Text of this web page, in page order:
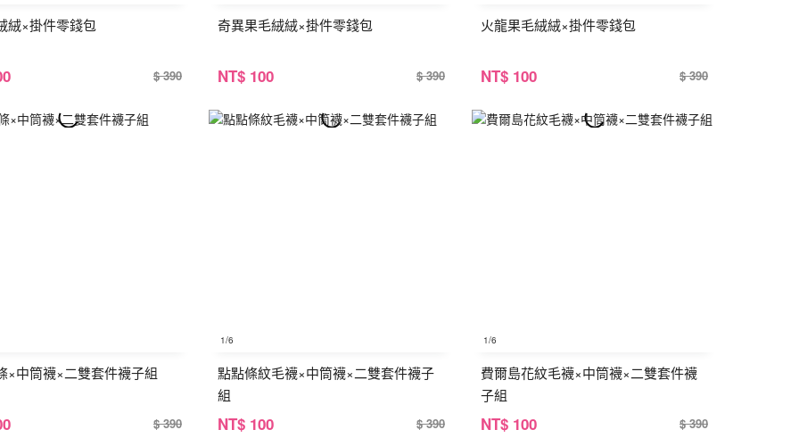
絨×掛件零錢包
$ 390
奇異果毛絨絨×掛件零錢包
NT$ 100 $ 390
火龍果毛絨絨×掛件零錢包
NT$ 100 $ 390
×中筒襪×二雙套件襪子組
$ 390
1/6
點點條紋毛襪×中筒襪×二雙套件襪子
組
NT$ 100 $ 390
1/6
費爾島花紋毛襪×中筒襪×二雙套件襪
子組
NT$ 100 $ 390